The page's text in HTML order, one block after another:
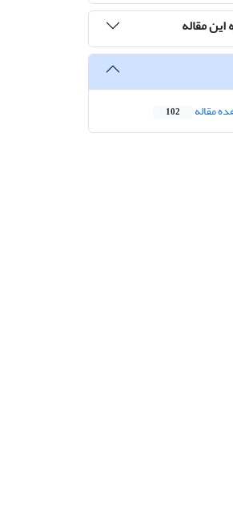
این مقاله
مقاله 102